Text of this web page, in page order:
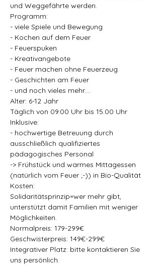
und Weggefährte werden.
Programm:
- viele Spiele und Bewegung
- Kochen auf dem Feuer
- Feuerspuken
- Kreativangebote
- Feuer machen ohne Feuerzeug
- Geschichten am Feuer
- und noch vieles mehr....
Alter: 6-12 Jahr
Täglich von 09.00 Uhr bis 15.00 Uhr
Inklusive:
- hochwertige Betreuung durch
ausschließlich qualifiziertes
pädagogisches Personal
-> Frühstück und warmes Mittagessen
(natürlich vom Feuer ;-)) in Bio-Qualität
Kosten:
Solidaritätsprinzip=wer mehr gibt,
unterstützt damit Familien mit weniger
Möglichkeiten.
Normalpreis: 179-299€
Geschwisterpreis: 149€-299€
Integrativer Platz: bitte kontaktieren Sie
uns persönlich.